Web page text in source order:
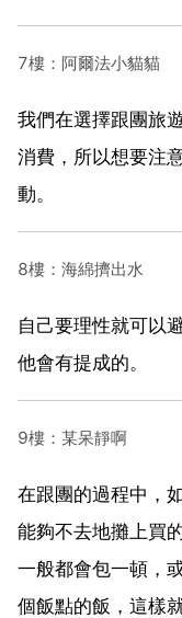
7樓：阿爾法小貓貓
我們在選擇跟團旅
消費，所以想要注
動。
8樓：海綿擠出水
自己要理性就可以
他會有提成的。
9樓：某呆靜啊
在跟團的過程中，
能夠不去地攤上買
一般都會包一頓，
個飯點的飯，這樣